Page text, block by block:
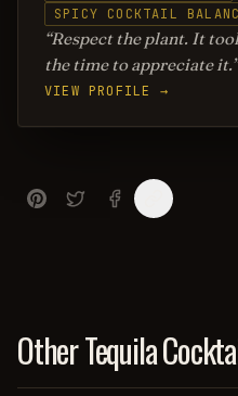
SPICY COCKTAIL
Respect the plant. It
the time to appreciate it.
VIEW PROFILE →
Other Tequila